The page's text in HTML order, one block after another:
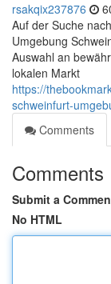
rsakqix237876
Auf der Suche
Umgebung
Auswahl an
lokalen Markt
https://
schweinfurt-
Comments
Comments
Submit a
No HTML